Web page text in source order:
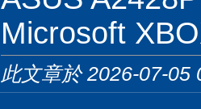
Microsoft
此文章於 2026-07-05